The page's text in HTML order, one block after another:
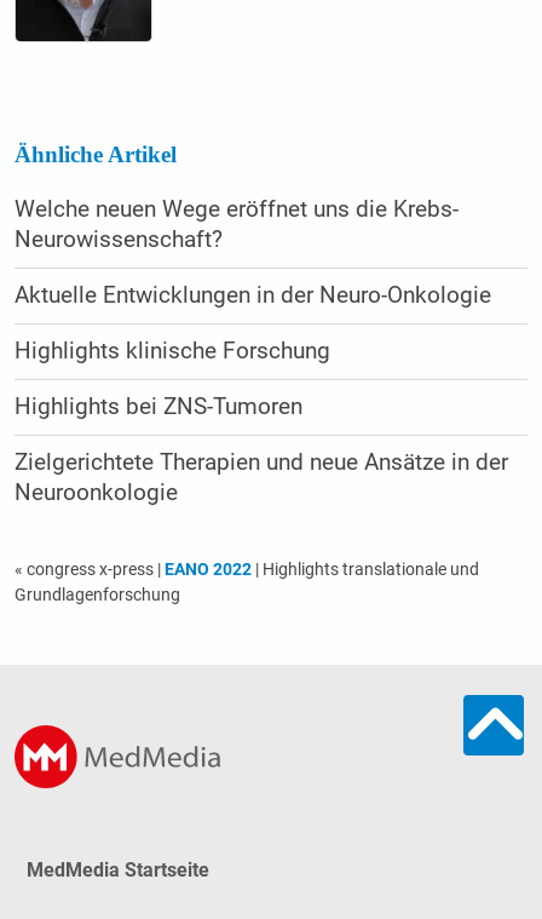
Ähnliche Artikel
Welche neuen Wege eröffnet uns die Krebs-
Neurowissenschaft?
Aktuelle Entwicklungen in der Neuro-Onkologie
Highlights klinische Forschung
Highlights bei ZNS-Tumoren
Zielgerichtete Therapien und neue Ansätze in der
Neuroonkologie
« congress x-press |EANO 2022| Highlights translationale und
Grundlagenforschung
MedMedia Startseite